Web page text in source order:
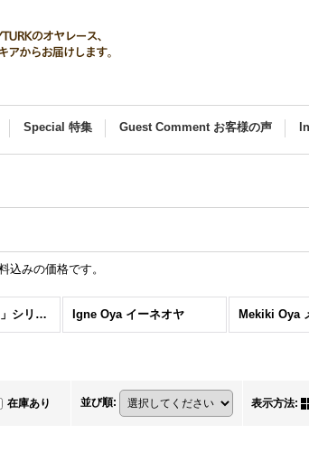
Special 特集 Guest Comment お客様の声
込みの価格です。
BIJOU「ビジュー」シリーズ Igne Oya イーネオヤ Mekiki Oya
在庫あり 並び順: 表示方法: